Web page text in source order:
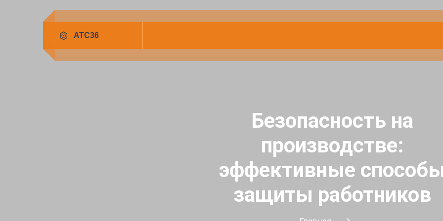
Безопасность на
производстве:
эффективные
защиты работников